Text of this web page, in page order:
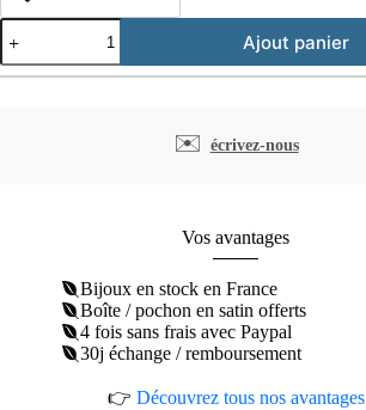
quantité
de
Boucles
Ajout panier
✉️ écrivez-nous
Vos avantages
Bijoux en stock en France
Boîte / pochon en satin offerts
4 fois sans frais avec Paypal
30j échange / remboursement
👉 Découvrez tous nos avantages